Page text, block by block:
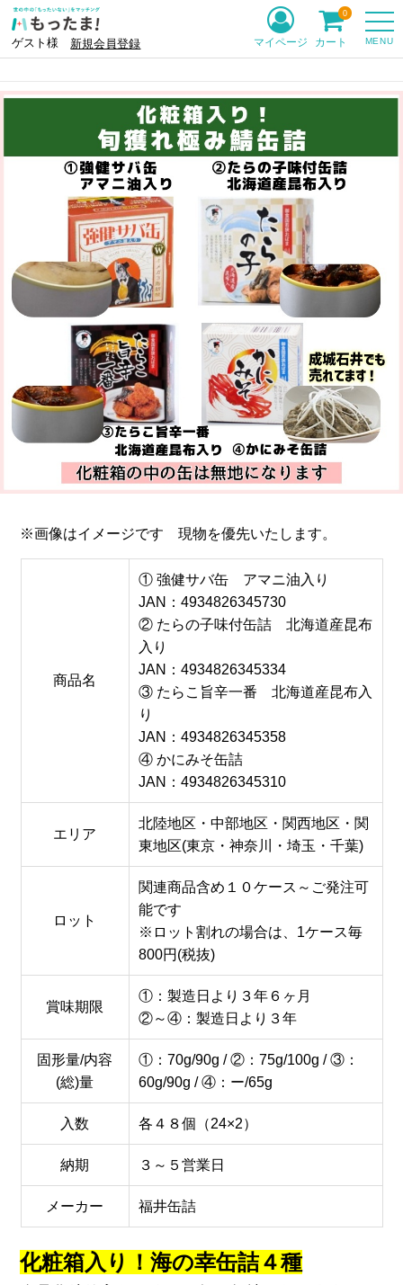
ゲスト様 新規会員登録 MENU
マイページ カート
0
※画像はイメージです 現物を優先いたします。
商品名
① 強健サバ缶 アマニ油入り
JAN：4934826345730
② たらの子味付缶詰 北海道産昆布
入り
JAN：4934826345334
③ たらこ旨辛一番 北海道産昆布入
り
JAN：4934826345358
④ かにみそ缶詰
JAN：4934826345310
エリア
北陸地区・中部地区・関西地区・関
東地区(東京・神奈川・埼玉・千葉)
ロット
関連商品含め１０ケース～ご発注可
能です
※ロット割れの場合は、1ケース毎
800円(税抜)
賞味期限
①：製造日より３年６ヶ月
②～④：製造日より３年
固形量/内容
(総)量
①：70g/90g / ②：75g/100g / ③：
60g/90g / ④：ー/65g
入数 各４８個（24×2）
納期 ３～５営業日
メーカー 福井缶詰
化粧箱入り！海の幸缶詰４種